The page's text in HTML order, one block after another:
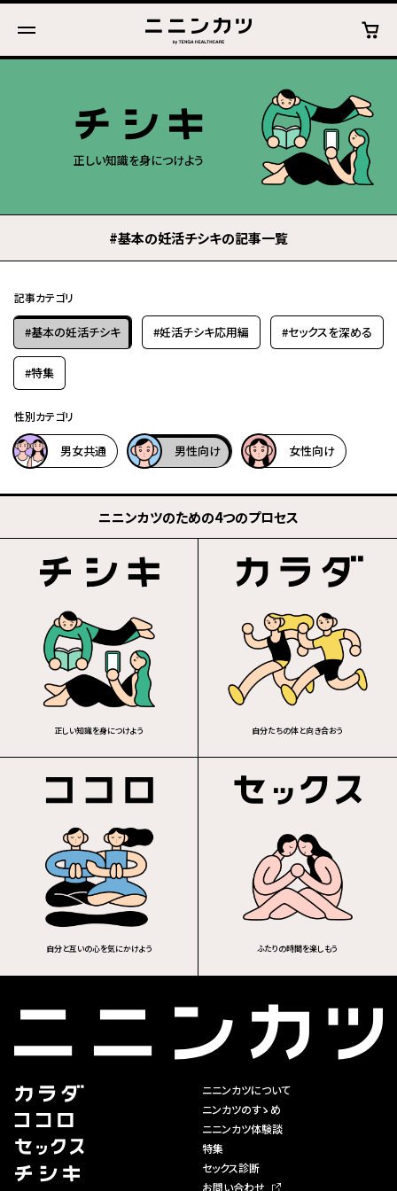
正しい知識を身につけよう
#基本の妊活チシキの記事一覧
記事カテゴリ
#基本の妊活チシキ #妊活チシキ応用編 #セックスを深める
#特集
性別カテゴリ
男女共通 男性向け 女性向け
ニニンカツのための4つのプロセス
正しい知識を身につけよう 自分たちの体と向き合おう
自分と互いの心を気にかけよう ふたりの時間を楽しもう
ニニンカツについて
ニンカツのすゝめ
ニニンカツ体験談
特集
セックス診断
お問い合わせ